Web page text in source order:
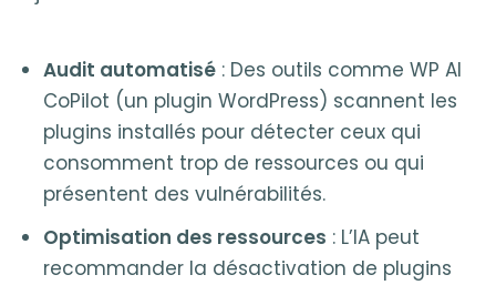
Audit automatisé : Des outils comme WP AI
CoPilot (un plugin WordPress) scannent les
plugins installés pour détecter ceux qui
consomment trop de ressources ou qui
présentent des vulnérabilités.
Optimisation des ressources : L’IA peut
recommander la désactivation de plugins